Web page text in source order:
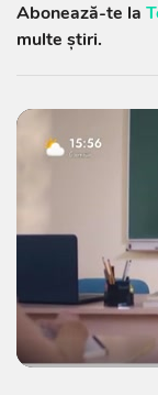
Abonează-te la
multe știri.